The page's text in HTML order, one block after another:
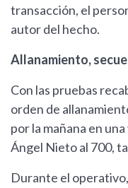
transacción, el
autor del hecho.
Allanamiento,
Con las pruebas
orden de
por la mañana en
Ángel Nieto al 700,
Durante el